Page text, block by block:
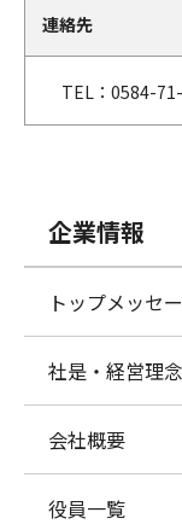
連絡先
TEL：0584-
企業情報
トップメッセ
社是・経営理念
会社概要
役員一覧